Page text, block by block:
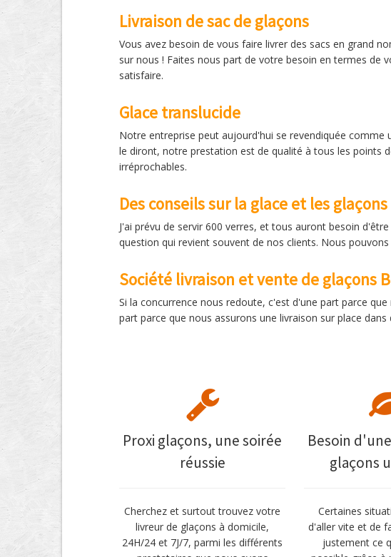
Livraison de sac de glaçons
Vous avez besoin de vous faire livrer des sacs en grand
sur nous ! Faites nous part de votre besoin en termes
satisfaire.
Glace translucide
Notre entreprise peut aujourd'hui se revendiquée comme
le diront, notre prestation est de qualité à tous les points
irréprochables.
Des conseils sur la glace et les glaçons
J'ai prévu de servir 600 verres, et tous auront besoin
question qui revient souvent de nos clients. Nous
Société livraison et vente de glaçons
Si la concurrence nous redoute, c'est d'une part parce
part parce que nous assurons une livraison sur place dans
Proxi glaçons, une soirée
réussie
Cherchez et surtout trouvez votre
livreur de glaçons à domicile,
24H/24 et 7J/7, parmi les différents
Besoin
glaçons
Certaines
d'aller vite et de
justement ce